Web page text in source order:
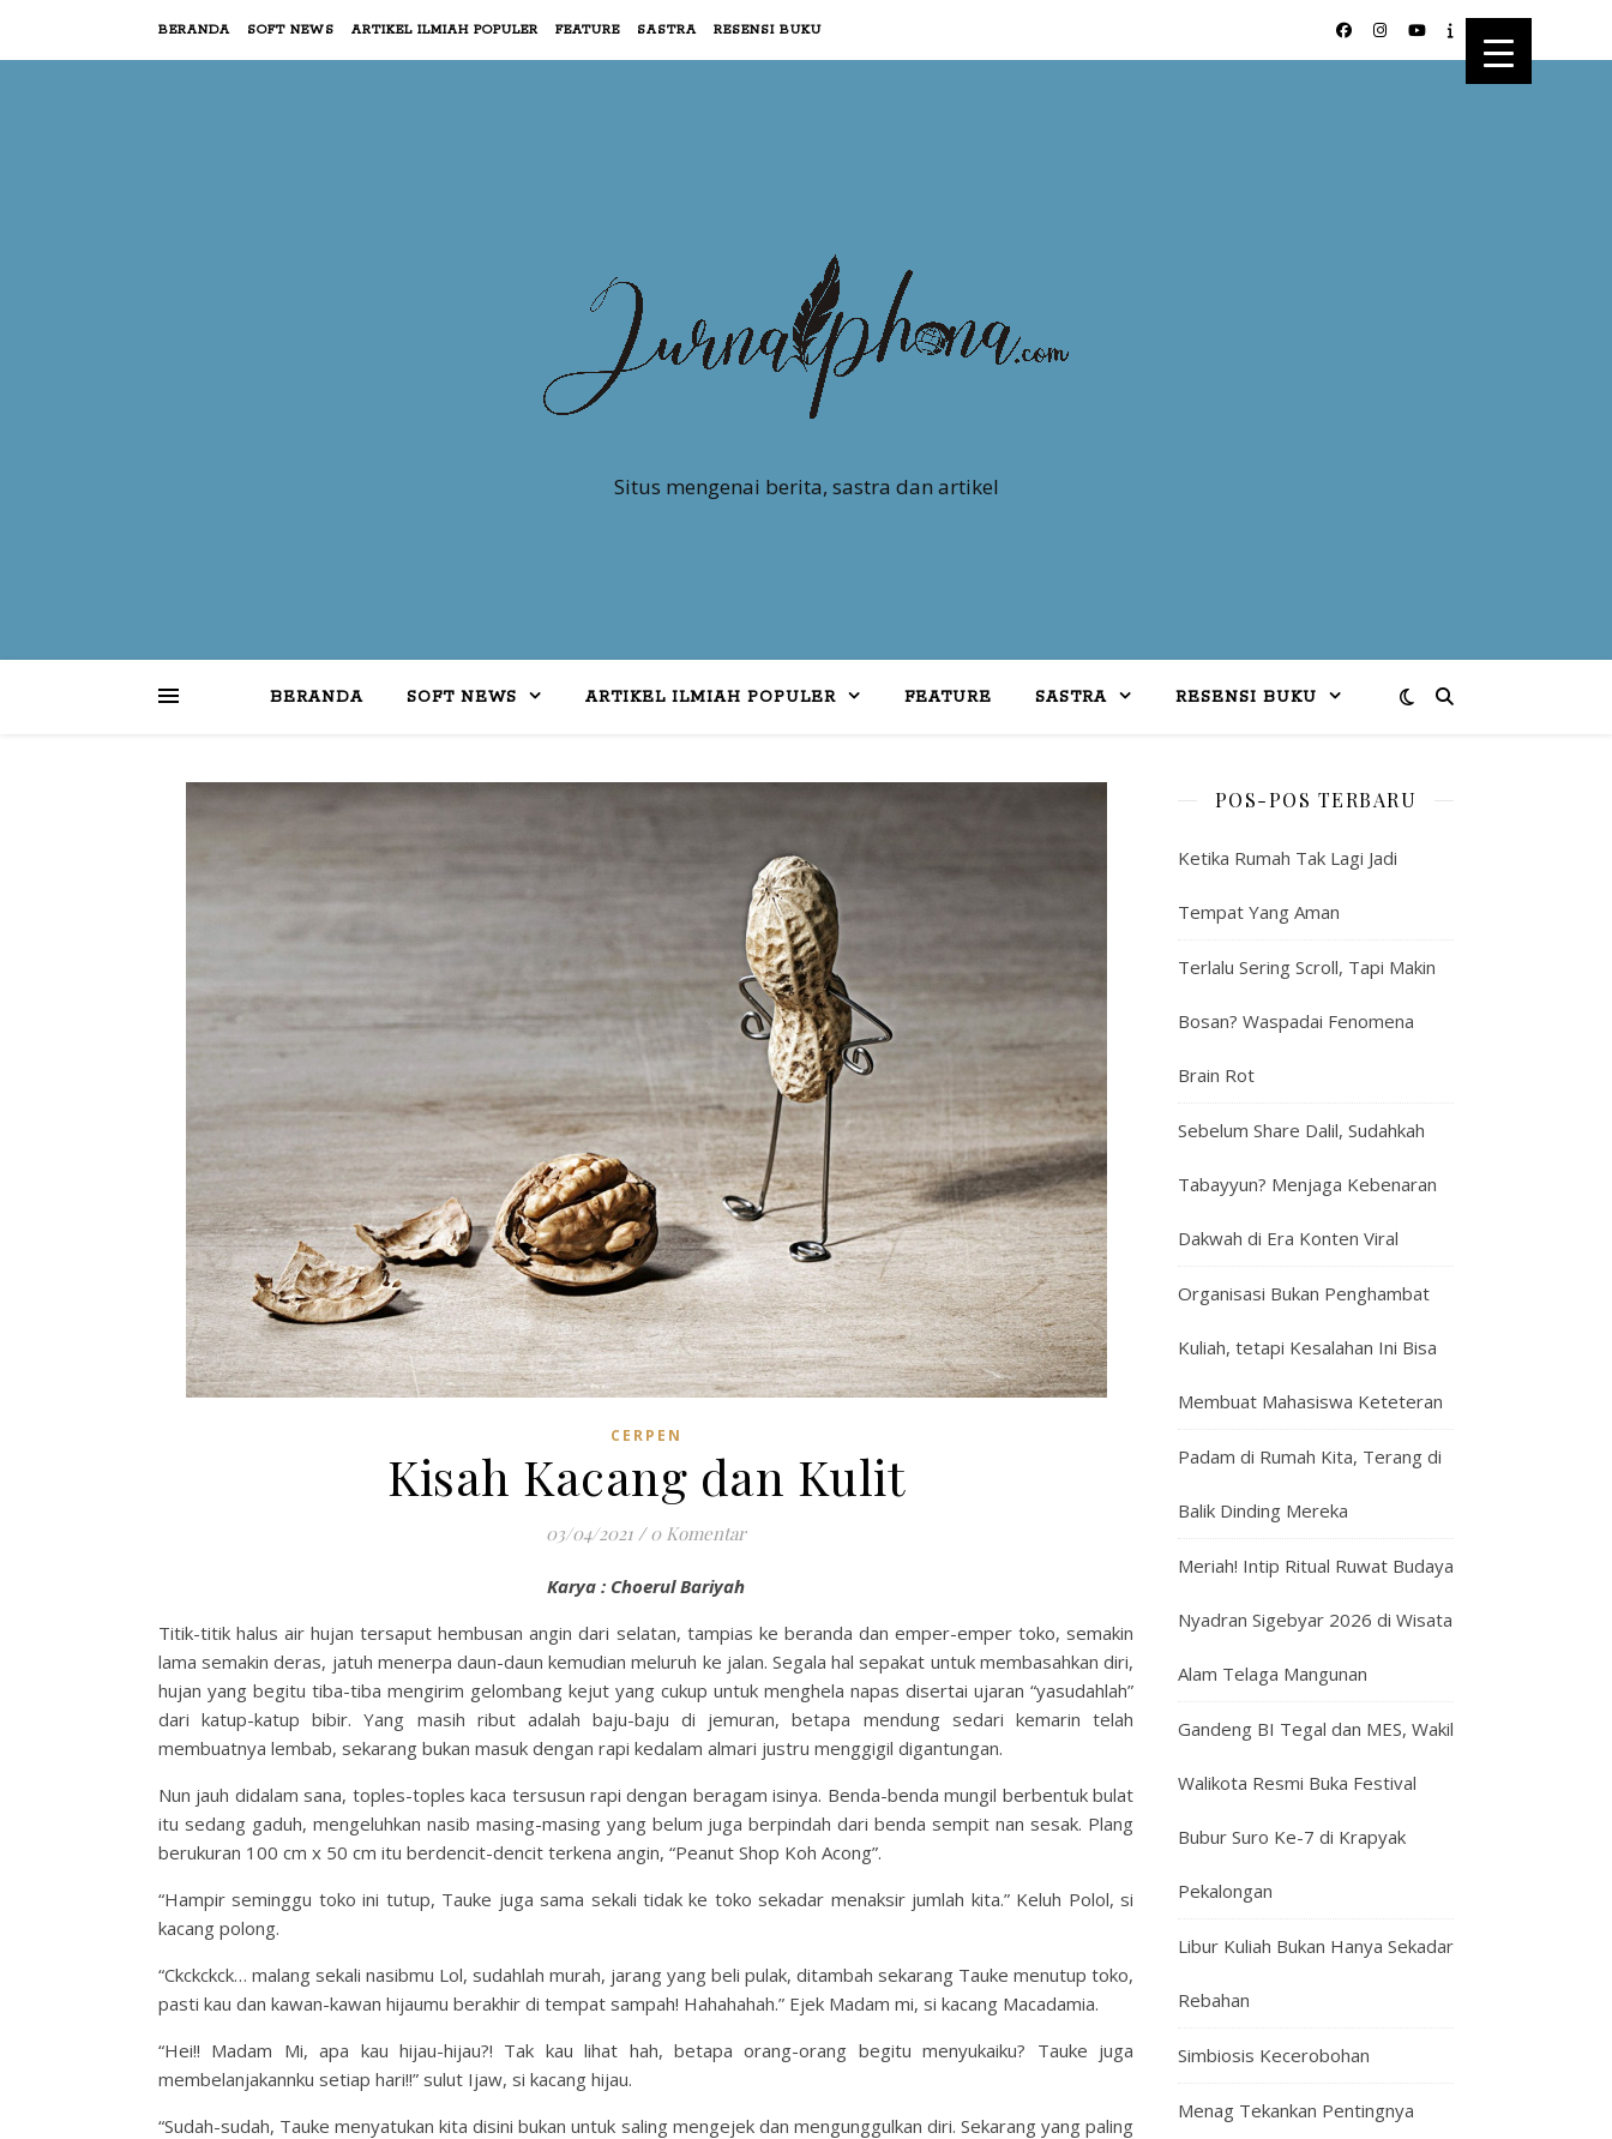
BERANDA SOFT NEWS ARTIKEL ILMIAH POPULER FEATURE SASTRA RESENSI BUKU
Situs mengenai berita, sastra dan artikel
BERANDA SOFT NEWS ARTIKEL ILMIAH POPULER FEATURE SASTRA RESENSI BUKU
CERPEN
Kisah Kacang dan Kulit
03/04/2021 / 0 Komentar
Karya : Choerul Bariyah
Titik-titik halus air hujan tersaput hembusan angin dari selatan, tampias ke beranda dan emper-emper toko, semakin
lama semakin deras, jatuh menerpa daun-daun kemudian meluruh ke jalan. Segala hal sepakat untuk membasahkan diri,
hujan yang begitu tiba-tiba mengirim gelombang kejut yang cukup untuk menghela napas disertai ujaran “yasudahlah”
dari katup-katup bibir. Yang masih ribut adalah baju-baju di jemuran, betapa mendung sedari kemarin telah
membuatnya lembab, sekarang bukan masuk dengan rapi kedalam almari justru menggigil digantungan.
Nun jauh didalam sana, toples-toples kaca tersusun rapi dengan beragam isinya. Benda-benda mungil berbentuk bulat
itu sedang gaduh, mengeluhkan nasib masing-masing yang belum juga berpindah dari benda sempit nan sesak. Plang
berukuran 100 cm x 50 cm itu berdencit-dencit terkena angin, “Peanut Shop Koh Acong”.
“Hampir seminggu toko ini tutup, Tauke juga sama sekali tidak ke toko sekadar menaksir jumlah kita.” Keluh Polol, si
kacang polong.
“Ckckckck… malang sekali nasibmu Lol, sudahlah murah, jarang yang beli pulak, ditambah sekarang Tauke menutup toko,
pasti kau dan kawan-kawan hijaumu berakhir di tempat sampah! Hahahahah.” Ejek Madam mi, si kacang Macadamia.
“Hei!! Madam Mi, apa kau hijau-hijau?! Tak kau lihat hah, betapa orang-orang begitu menyukaiku? Tauke juga
membelanjakannku setiap hari!!” sulut Ijaw, si kacang hijau.
“Sudah-sudah, Tauke menyatukan kita disini bukan untuk saling mengejek dan mengunggulkan diri. Sekarang yang paling
POS-POS TERBARU
Ketika Rumah Tak Lagi Jadi
Tempat Yang Aman
Terlalu Sering Scroll, Tapi Makin
Bosan? Waspadai Fenomena
Brain Rot
Sebelum Share Dalil, Sudahkah
Tabayyun? Menjaga Kebenaran
Dakwah di Era Konten Viral
Organisasi Bukan Penghambat
Kuliah, tetapi Kesalahan Ini Bisa
Membuat Mahasiswa Keteteran
Padam di Rumah Kita, Terang di
Balik Dinding Mereka
Meriah! Intip Ritual Ruwat Budaya
Nyadran Sigebyar 2026 di Wisata
Alam Telaga Mangunan
Gandeng BI Tegal dan MES, Wakil
Walikota Resmi Buka Festival
Bubur Suro Ke-7 di Krapyak
Pekalongan
Libur Kuliah Bukan Hanya Sekadar
Rebahan
Simbiosis Kecerobohan
Menag Tekankan Pentingnya